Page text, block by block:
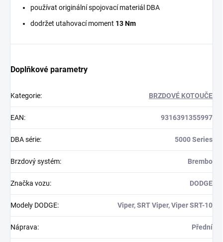
používat originální spojovací materiál DBA
dodržet utahovací moment 13 Nm
Doplňkové parametry
Kategorie: BRZDOVÉ KOTOUČE
EAN: 9316391355997
DBA série: 5000 Series
Brzdový systém: Brembo
Značka vozu: DODGE
Modely DODGE: Viper, SRT Viper, Viper SRT-10
Náprava: Přední